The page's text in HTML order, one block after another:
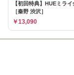
【初回特典】HUEミラ
［秦野 渋沢］
￥13,090